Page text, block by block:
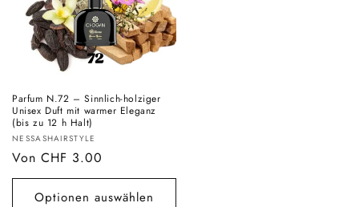
Parfum N.72 – Sinnlich-holziger
Unisex Duft mit warmer Eleganz
(bis zu 12 h Halt)
Anbieter:
NESSASHAIRSTYLE
Normaler
Preis
Von CHF 3.00
Optionen auswählen